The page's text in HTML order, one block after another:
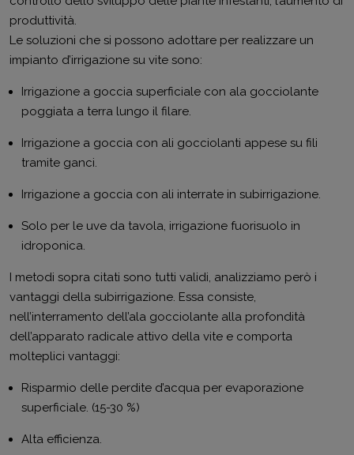
produttività.
Le soluzioni che si possono adottare per realizzare un
impianto d’irrigazione su vite sono:
Irrigazione a goccia superficiale con ala gocciolante
poggiata a terra lungo il filare.
Irrigazione a goccia con ali gocciolanti appese su fili
tramite ganci.
Irrigazione a goccia con ali interrate in subirrigazione.
Solo per le uve da tavola, irrigazione fuorisuolo in
idroponica.
I metodi sopra citati sono tutti validi, analizziamo però i
vantaggi della subirrigazione. Essa consiste,
nell’interramento dell’ala gocciolante alla profondità
dell’apparato radicale attivo della vite e comporta
molteplici vantaggi:
Risparmio delle perdite d’acqua per evaporazione
superficiale. (15-30 %)
Alta efficienza.